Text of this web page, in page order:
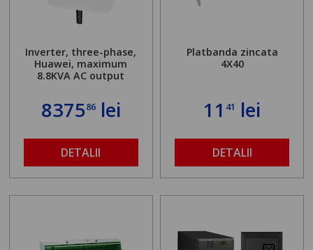
Inverter, three-phase,
Huawei, maximum
8.8KVA AC output
837586lei
DETALII
Platbanda zincata
4X40
11 41 lei
DETALII